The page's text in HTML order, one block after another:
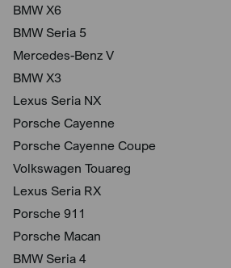
BMW X6
BMW Seria 5
Mercedes-Benz V
BMW X3
Lexus Seria NX
Porsche Cayenne
Porsche Cayenne Coupe
Volkswagen Touareg
Lexus Seria RX
Porsche 911
Porsche Macan
BMW Seria 4